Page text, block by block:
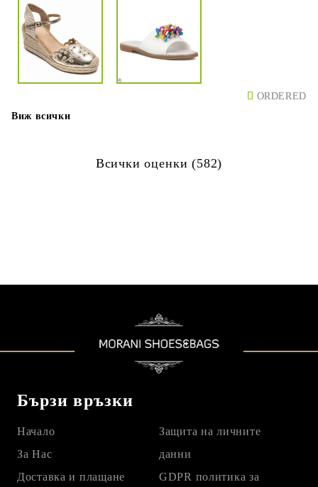
ORDERED
ORDERED
Виж всички
Всички оценки (582)
Бързи връзки
Начало
За Нас
Доставка и плащане
Защита на личните
данни
GDPR политика за